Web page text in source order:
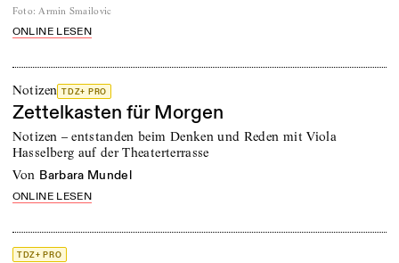
Foto: Armin Smailovic
ONLINE LESEN
Notizen TDZ+ PRO
Zettelkasten für Morgen
Notizen – entstanden beim Denken und Reden mit Viola
Hasselberg auf der Theaterterrasse
von Barbara Mundel
ONLINE LESEN
TDZ+ PRO